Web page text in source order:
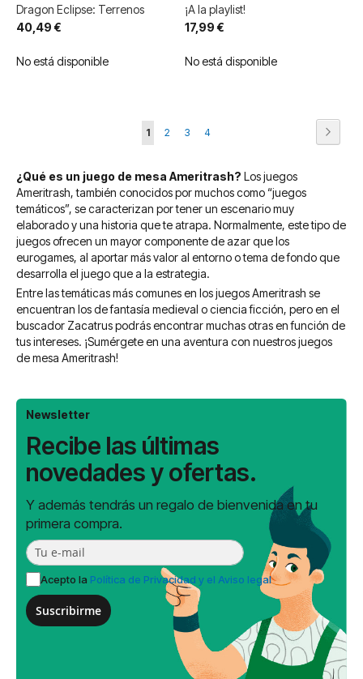
Dragon Eclipse: Terrenos
40,49 €
No está disponible
¡A la playlist!
17,99 €
No está disponible
Página
Actualmente
leyendo
página
1 Página
2 Página
3 Página
4
¿Qué es un juego de mesa Ameritrash? Los juegos
Ameritrash, también conocidos por muchos como “juegos
temáticos”, se caracterizan por tener un escenario muy
elaborado y una historia que te atrapa. Normalmente, este tipo de
juegos ofrecen un mayor componente de azar que los
eurogames, al aportar más valor al entorno o tema de fondo que
desarrolla el juego que a la estrategia.
Entre las temáticas más comunes en los juegos Ameritrash se
encuentran los de fantasía medieval o ciencia ficción, pero en el
buscador Zacatrus podrás encontrar muchas otras en función de
tus intereses. ¡Sumérgete en una aventura con nuestros juegos
de mesa Ameritrash!
Newsletter
Recibe las últimas
novedades y ofertas.
Y además tendrás un regalo de bienvenida en tu
primera compra.
Acepto la Política de Privacidad y el Aviso legal
Suscribirme